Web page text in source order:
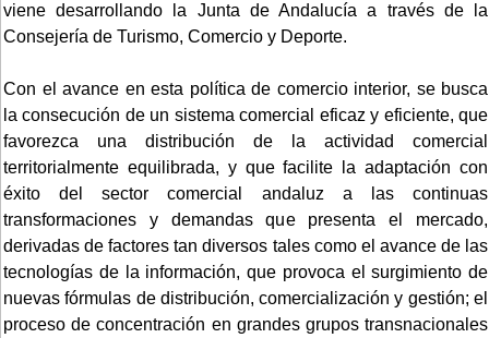
viene desarrollando la Junta de Andalucía a través de la
Consejería de Turismo, Comercio y Deporte.
Con el avance en esta política de comercio interior, se busca
la consecución de un sistema comercial eficaz y eficiente, que
favorezca una distribución de la actividad comercial
territorialmente equilibrada, y que facilite la adaptación con
éxito del sector comercial andaluz a las continuas
transformaciones y demandas que presenta el mercado,
derivadas de factores tan diversos tales como el avance de las
tecnologías de la información, que provoca el surgimiento de
nuevas fórmulas de distribución, comercialización y gestión; el
proceso de concentración en grandes grupos transnacionales